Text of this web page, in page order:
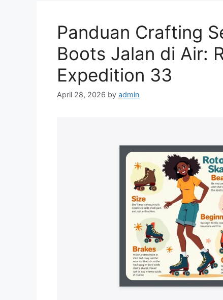
Panduan Crafting
Boots Jalan di Air:
Expedition 33
April 28, 2026 by admin